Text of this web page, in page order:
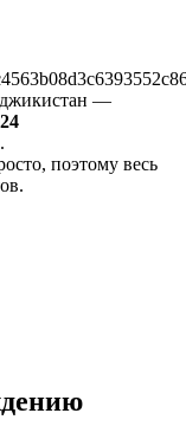
—
поэтому весь